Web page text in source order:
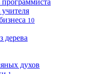
10
дерева
духов